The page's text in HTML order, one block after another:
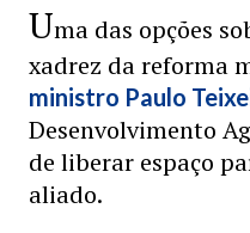
Uma das opções
xadrez da reforma
ministro Paulo
Desenvolvimento
de liberar espaço
aliado.